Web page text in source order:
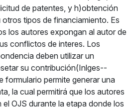
de patentes, y h)obtención
tipos de financiamiento. Es
los autores expongan al autor de
conflictos de interes. Los
deben utilizar un
su contribución(Inlges--
formulario permite generar una
la cual permitirá que los autores
el OJS durante la etapa donde los